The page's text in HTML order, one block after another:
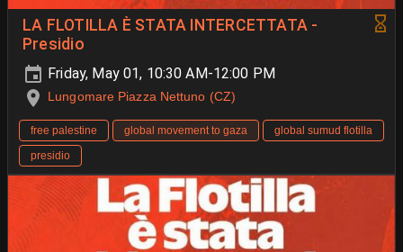
LA FLOTILLA È STATA INTERCETTATA -
Presidio
Friday, May 01, 10:30 AM-12:00 PM
Lungomare Piazza Nettuno (CZ)
free palestine global movement to gaza
global sumud flotilla
presidio